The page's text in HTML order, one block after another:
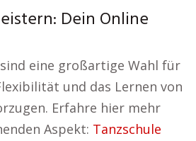
Dein Online
eine großartige Wahl für
und das Lernen von
Erfahre hier mehr
Aspekt: Tanzschule